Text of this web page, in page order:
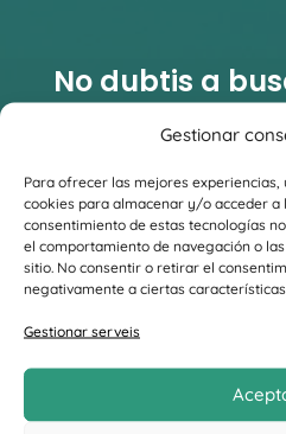
Gestionar
Para ofrecer las mejores
cookies para almacenar y/o acceder a
consentimiento de estas tecnologías
el comportamiento de navegación o
sitio. No consentir o retirar el
negativamente a ciertas
Gestionar serveis
No dubtis a
